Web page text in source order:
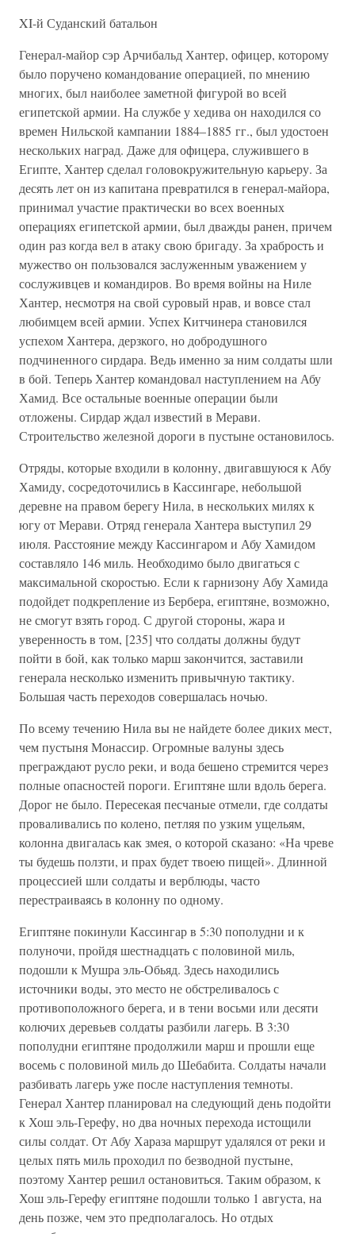
XI-й Суданский батальон
Генерал-майор сэр Арчибальд Хантер, офицер, которому
было поручено командование операцией, по мнению
многих, был наиболее заметной фигурой во всей
египетской армии. На службе у хедива он находился со
времен Нильской кампании 1884–1885 гг., был удостоен
нескольких наград. Даже для офицера, служившего в
Египте, Хантер сделал головокружительную карьеру. За
десять лет он из капитана превратился в генерал-майора,
принимал участие практически во всех военных
операциях египетской армии, был дважды ранен, причем
один раз когда вел в атаку свою бригаду. За храбрость и
мужество он пользовался заслуженным уважением у
сослуживцев и командиров. Во время войны на Ниле
Хантер, несмотря на свой суровый нрав, и вовсе стал
любимцем всей армии. Успех Китчинера становился
успехом Хантера, дерзкого, но добродушного
подчиненного сирдара. Ведь именно за ним солдаты шли
в бой. Теперь Хантер командовал наступлением на Абу
Хамид. Все остальные военные операции были
отложены. Сирдар ждал известий в Мерави.
Строительство железной дороги в пустыне остановилось.
Отряды, которые входили в колонну, двигавшуюся к Абу
Хамиду, сосредоточились в Кассингаре, небольшой
деревне на правом берегу Нила, в нескольких милях к
югу от Мерави. Отряд генерала Хантера выступил 29
июля. Расстояние между Кассингаром и Абу Хамидом
составляло 146 миль. Необходимо было двигаться с
максимальной скоростью. Если к гарнизону Абу Хамида
подойдет подкрепление из Бербера, египтяне, возможно,
не смогут взять город. С другой стороны, жара и
уверенность в том, [235] что солдаты должны будут
пойти в бой, как только марш закончится, заставили
генерала несколько изменить привычную тактику.
Большая часть переходов совершалась ночью.
По всему течению Нила вы не найдете более диких мест,
чем пустыня Монассир. Огромные валуны здесь
преграждают русло реки, и вода бешено стремится через
полные опасностей пороги. Египтяне шли вдоль берега.
Дорог не было. Пересекая песчаные отмели, где солдаты
проваливались по колено, петляя по узким ущельям,
колонна двигалась как змея, о которой сказано: «На чреве
ты будешь ползти, и прах будет твоею пищей». Длинной
процессией шли солдаты и верблюды, часто
перестраиваясь в колонну по одному.
Египтяне покинули Кассингар в 5:30 пополудни и к
полуночи, пройдя шестнадцать с половиной миль,
подошли к Мушра эль-Обьяд. Здесь находились
источники воды, это место не обстреливалось с
противоположного берега, и в тени восьми или десяти
колючих деревьев солдаты разбили лагерь. В 3:30
пополудни египтяне продолжили марш и прошли еще
восемь с половиной миль до Шебабита. Солдаты начали
разбивать лагерь уже после наступления темноты.
Генерал Хантер планировал на следующий день подойти
к Хош эль-Герефу, но два ночных перехода истощили
силы солдат. От Абу Хараза маршрут удалялся от реки и
целых пять миль проходил по безводной пустыне,
поэтому Хантер решил остановиться. Таким образом, к
Хош эль-Герефу египтяне подошли только 1 августа, на
день позже, чем это предполагалось. Но отдых